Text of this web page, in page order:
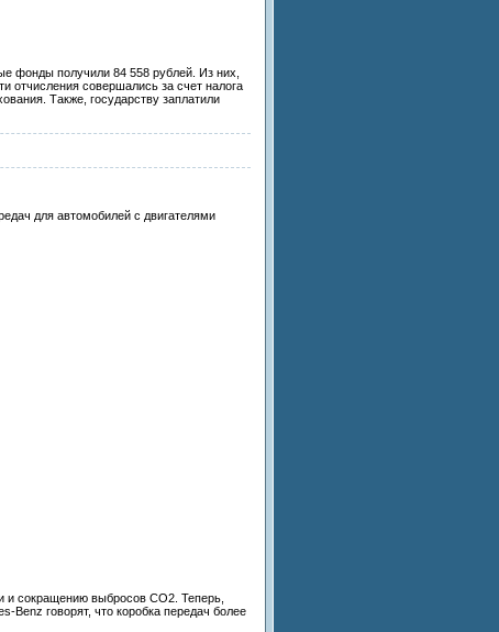
фонды получили 84 558 рублей. Из них,
отчисления совершались за счет налога
Также, государству заплатили
для автомобилей с двигателями
и сокращению выбросов CO2. Теперь,
говорят, что коробка передач более